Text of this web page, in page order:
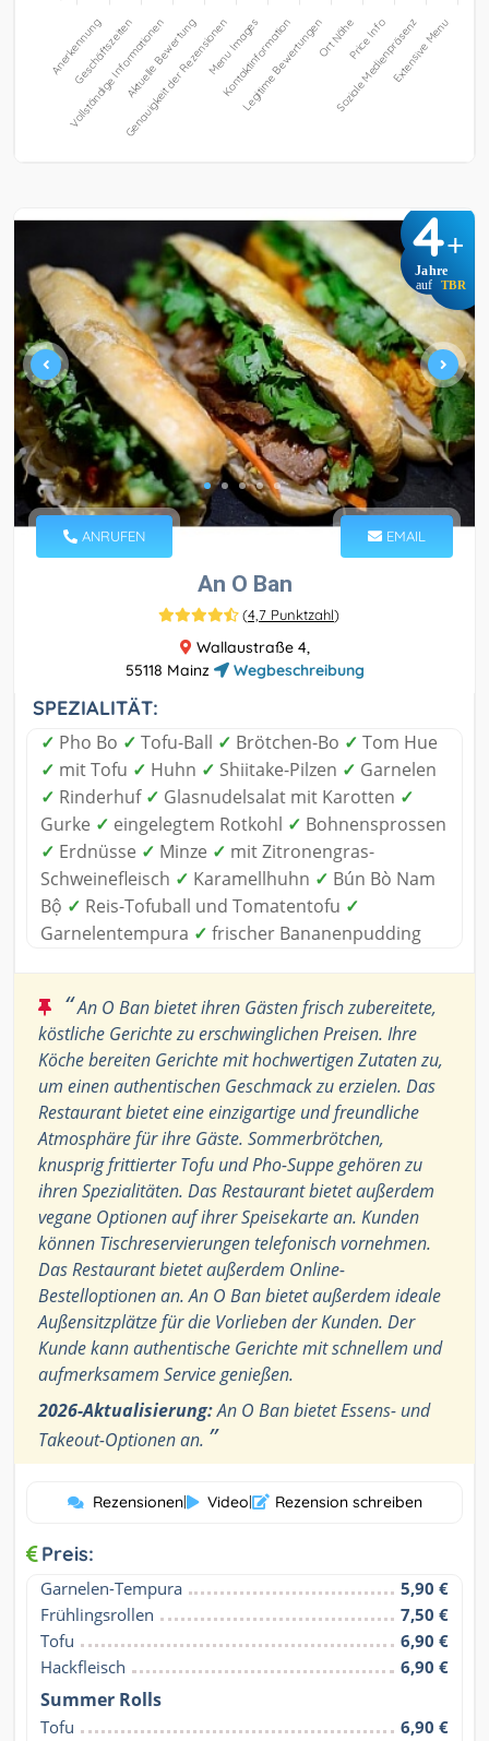
4+
Jahre
auf TBR
ANRUFEN EMAIL
An O Ban
(4,7 Punktzahl)
Wallaustraße 4,
55118 Mainz
Wegbeschreibung
SPEZIALITÄT:
✓ Pho Bo ✓ Tofu-Ball ✓ Brötchen-Bo ✓ Tom Hue
✓ mit Tofu ✓ Huhn ✓ Shiitake-Pilzen ✓ Garnelen
✓ Rinderhuf ✓ Glasnudelsalat mit Karotten ✓
Gurke ✓ eingelegtem Rotkohl ✓ Bohnensprossen
✓ Erdnüsse ✓ Minze ✓ mit Zitronengras-
Schweinefleisch ✓ Karamellhuhn ✓ Bún Bò Nam
Bộ ✓ Reis-Tofuball und Tomatentofu ✓
Garnelentempura ✓ frischer Bananenpudding
“An O Ban bietet ihren Gästen frisch zubereitete,
köstliche Gerichte zu erschwinglichen Preisen. Ihre
Köche bereiten Gerichte mit hochwertigen Zutaten zu,
um einen authentischen Geschmack zu erzielen. Das
Restaurant bietet eine einzigartige und freundliche
Atmosphäre für ihre Gäste. Sommerbrötchen,
knusprig frittierter Tofu und Pho-Suppe gehören zu
ihren Spezialitäten. Das Restaurant bietet außerdem
vegane Optionen auf ihrer Speisekarte an. Kunden
können Tischreservierungen telefonisch vornehmen.
Das Restaurant bietet außerdem Online-
Bestelloptionen an. An O Ban bietet außerdem ideale
Außensitzplätze für die Vorlieben der Kunden. Der
Kunde kann authentische Gerichte mit schnellem und
aufmerksamem Service genießen.
2026-Aktualisierung:An O Ban bietet Essens- und
Takeout-Optionen an. ”
Rezensionen| Video| Rezension schreiben
Preis:
Garnelen-Tempura
5,90 €
Frühlingsrollen
7,50 €
Tofu
6,90 €
Hackfleisch
6,90 €
Summer Rolls
Tofu
6,90 €